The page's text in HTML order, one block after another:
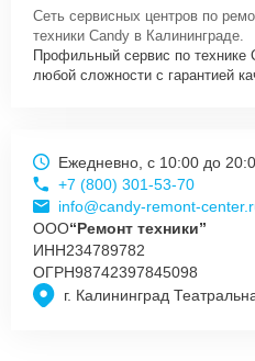
XH/1 нужно просто оставить
телефону горячей линии: +7
оперативно проконсультируют
запишут на диагностику,
доставки или оформят выезд
Сеть сервисных центров по
техники Candy в Калининграде.
Профильный сервис по технике
любой сложности с гарантией
г. Калининград
Ежедневно, с 10:00 до
+7 (800) 301-53-70
info@candy-remont-
ООО“Ремонт техники”
ИНН234789782
ОГРН98742397845098